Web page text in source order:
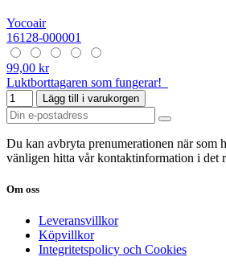
Yocoair
16128-000001
99,00 kr
Luktborttagaren som fungerar!
Lägg till i varukorgen
Du kan avbryta prenumerationen när som
vänligen hitta vår kontaktinformation i det
Om oss
Leveransvillkor
Köpvillkor
Integritetspolicy och Cookies